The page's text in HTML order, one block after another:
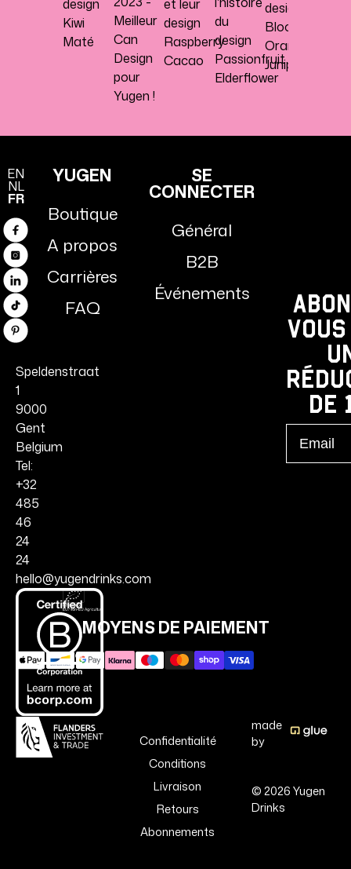
design
Kiwi
Maté
Meilleur
Can
Design
pour
Yugen !
et leur
design
Raspberry
Cacao
du
design
Passionfruit
Elderflower
design
Blood
Orange
Juniper
EN
NL
FR
Facebook
Instagram
Linkedin
TikTok
Pinterest
Speldenstraat
1
9000
Gent
Belgium
Tel:
+32
485
46
24
24
hello@yugendrinks.com
YUGEN
Boutique
A propos
Carrières
FAQ
SE
CONNECTER
Général
B2B
Événements
de
MOYENS DE PAIEMENT
Confidentialité
Conditions
Livraison
Retours
Abonnements
made
by
© 2026 Yugen
Drinks